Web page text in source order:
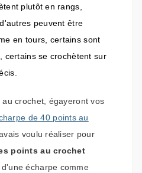
plutôt en rangs,
peuvent être
en tours, certains sont
certains se crochètent sur
crochet, égayeront vos
de 40 points au
voulu réaliser pour
points au crochet
écharpe comme